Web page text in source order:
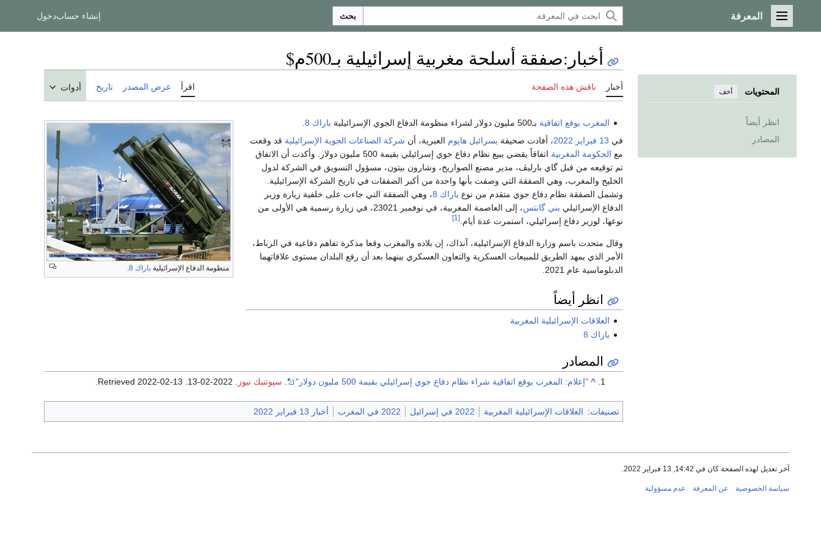
القائمة الرئيسية
المعرفة بحث إنشاء حسابدخول
المحتويات أخف
انظر أيضاً
المصادر
أخبار :صفقة أسلحة مغربية إسرائيلية بـ500م$
أخبار ناقش هذه الصفحة اقرأ عرض المصدر تاريخ أدوات
منظومة الدفاع الإسرائيلية باراك 8 .
المغرب يوقع اتفاقية بـ500 مليون دولار لشراء منظومة الدفاع الجوي الإسرائيلية باراك 8
في 13 فبراير 2022، أفادت صحيفة يسرائيل هايوم العبرية، أن شركة الصناعات الجوية الإسرائيلية قد وقعت
مع الحكومة المغربية
اتفاقاً يقضي ببيع نظام دفاع جوي إسرائيلي بقيمة 500 مليون دولار. وأكدت أن الاتفاق
تم توقيعه من قبل گاي بارليڤ، مدير مصنع الصواريخ، وشارون بيتون، مسؤول التسويق في الشركة لدول
الخليج والمغرب، وهي الصفقة التي وصفت بأنها واحدة من أكبر الصفقات في تاريخ الشركة الإسرائيلية.
وتشمل الصفقة نظام دفاع جوي متقدم من نوع باراك 8
، وهي الصفقة التي جاءت على خلفية زيارة وزير
الدفاع الإسرائيلي بني گانتس
، إلى العاصمة المغربية، في نوفمبر 23021، في زيارة رسمية هي الأولى من
نوعها، لوزير دفاع إسرائيلي، استمرت عدة أيام. [1]
وقال متحدث باسم وزارة الدفاع الإسرائيلية، آنذاك، إن بلاده والمغرب وقعا مذكرة تفاهم دفاعية في الرباط،
الأمر الذي يمهد الطريق للمبيعات العسكرية والتعاون العسكري بينهما بعد أن رفع البلدان مستوى علاقاتهما
الدبلوماسية عام 2021.
انظر أيضاً
العلاقات الإسرائيلية المغربية
باراك 8
المصادر
^ "إعلام: المغرب يوقع اتفاقية شراء نظام دفاع جوي إسرائيلي بقيمة 500 مليون دولار" . سپوتنيك نيوز . 2022-02-13
. Retrieved
2022-02-13
.
تصنيفات: العلاقات الإسرائيلية المغربية 2022 في إسرائيل 2022 في المغرب أخبار 13 فبراير 2022
آخر تعديل لهذه الصفحة كان في 14:42, 13 فبراير 2022.
سياسة الخصوصية عن المعرفة عدم مسؤولية